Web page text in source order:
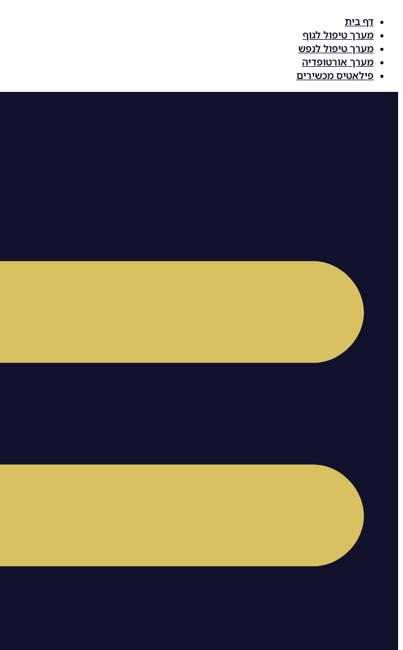
לתוכן
דף בית
מערך טיפול לגוף
מערך טיפול לנפש
מערך אורטופדיה
פילאטיס מכשירים